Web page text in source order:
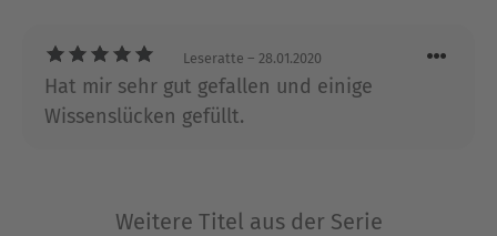
Ausblenden
Leseratte – 28.01.2020
Hat mir sehr gut gefallen und einige
Wissenslücken gefüllt.
Weitere Titel aus der Serie